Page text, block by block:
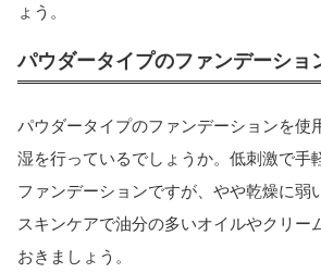
ょう。
パウダータイプのファンデーショ
パウダータイプのファンデーションを使
湿を行っているでしょうか。低刺激で手
ファンデーションですが、やや乾燥に弱
スキンケアで油分の多いオイルやクリー
おきましょう。